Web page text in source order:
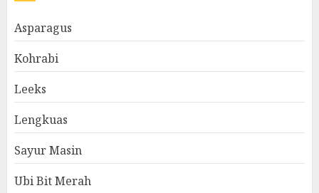
Asparagus
Kohrabi
Leeks
Lengkuas
Sayur Masin
Ubi Bit Merah